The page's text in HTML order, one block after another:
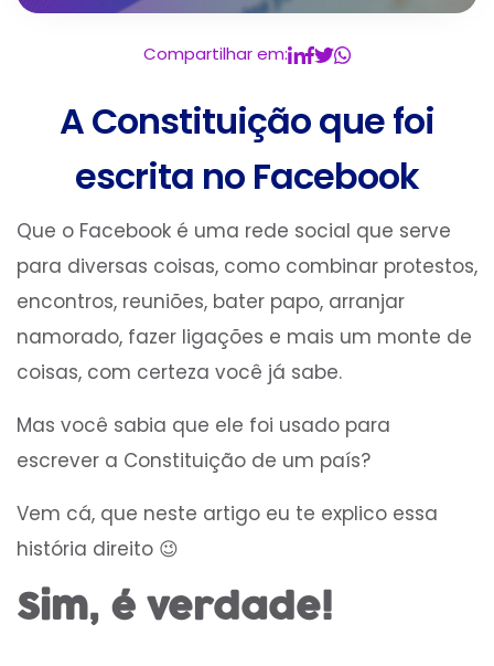
Compartilhar em:
A Constituição que foi
escrita no Facebook
Que o Facebook é uma rede social que serve
para diversas coisas, como combinar protestos,
encontros, reuniões, bater papo, arranjar
namorado, fazer ligações e mais um monte de
coisas, com certeza você já sabe.
Mas você sabia que ele foi usado para
escrever a Constituição de um país?
Vem cá, que neste artigo eu te explico essa
história direito 😉
Sim, é verdade!